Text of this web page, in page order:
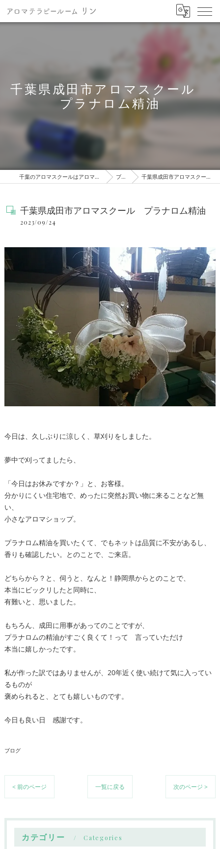
千葉県成田市アロマスクール
プラナロム精油
千葉のアロマスクールはアロマテラピールーム リン ブログ 千葉県成田市アロマスクール プラナロム精油
千葉県成田市アロマスクール プラナロム精油
2023/09/24
今日は、久しぶりに涼しく、草刈りをしました。
夢中で刈ってましたら、
「今日はお休みですか？」と、お客様。
分かりにくい住宅地で、めったに突然お買い物に来ることなど無
い、
小さなアロマショップ。
プラナロム精油を買いたくて、でもネットは品質に不安があるし、
香りも確認したい。とのことで、ご来店。
どちらから？と、伺うと、なんと！静岡県からとのことで、
本当にビックリしたと同時に、
有難いと、思いました。
もちろん、成田に用事があってのことですが、
プラナロムの精油がすごく良くて！って 言っていただけ
本当に嬉しかったです。
私が作った訳ではありませんが、20年近く使い続けて気に入ってい
るものが
褒められると、とても嬉しいものです。
今日も良い日 感謝です。
ブログ
< 前のページ 一覧に戻る 次のページ >
カテゴリー Categories